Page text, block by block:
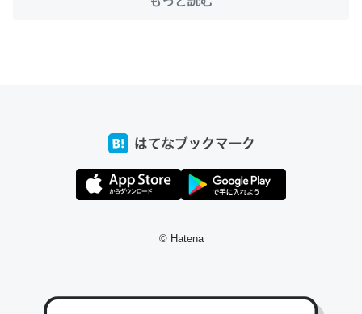
たいなのでネット環境作ったけどAlexaしか使わないので
© Hatena